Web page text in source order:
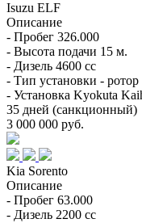
Isuzu ELF
Описание
- Пробег 326.000
- Высота подачи 15 м.
- Дизель 4600 сс
- Тип установки - ротор
- Установка Kyokuta
35 дней (санкционный)
3 000 000 руб.
Kia Sorento
Описание
- Пробег 63.000
- Дизель 2200 сс